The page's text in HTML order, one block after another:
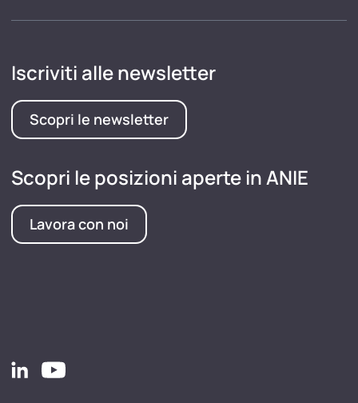
Iscriviti alle newsletter
Scopri le newsletter
Scopri le posizioni aperte in ANIE
Lavora con noi